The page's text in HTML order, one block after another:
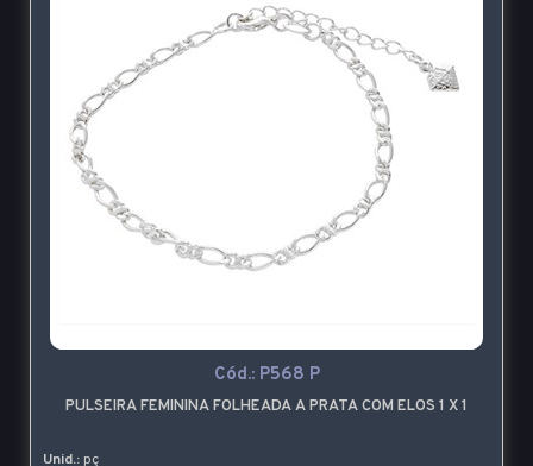
Cód.: P568 P
PULSEIRA FEMININA FOLHEADA A PRATA COM ELOS 1 X 1
Unid.: pç